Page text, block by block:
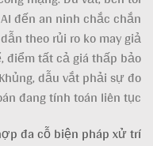
đến an ninh chắc chắn
theo rủi ro ko may giả
điểm tất cả giá thấp bảo
dẫu vắt phải sự đo
đang tính toán liên tục.
đa cỗ biện pháp xử trí